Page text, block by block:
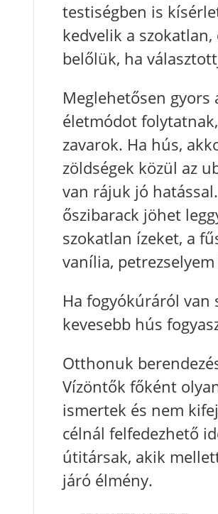
testiségben is
kedvelik a
belőlük, ha
Meglehetősen gyors
életmódot
zavarok. Ha hús,
zöldségek közül az
van rájuk jó
őszibarack jöhet
szokatlan ízeket, a
vanília,
Ha fogyókúráról van
kevesebb hús
Otthonuk
Vízöntők főként
ismertek és nem
célnál felfedezhető
útitársak, akik
járó élmény.